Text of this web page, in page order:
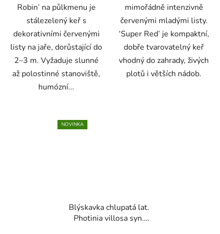
Robin’ na půlkmenu je
stálezelený keř s
dekorativními červenými
listy na jaře, dorůstající do
2–3 m. Vyžaduje slunné
až polostinné stanoviště,
humózní...
mimořádně intenzivně
červenými mladými listy.
‘Super Red’ je kompaktní,
dobře tvarovatelný keř
vhodný do zahrady, živých
plotů i větších nádob.
NOVINKA
Blýskavka chlupatá lat.
Photinia villosa syn.